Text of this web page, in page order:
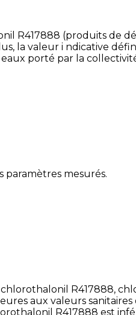
R417888 (produits de
valeur i ndicative
porté par la
mesurés.
R417888,
aux valeurs
R417888 est